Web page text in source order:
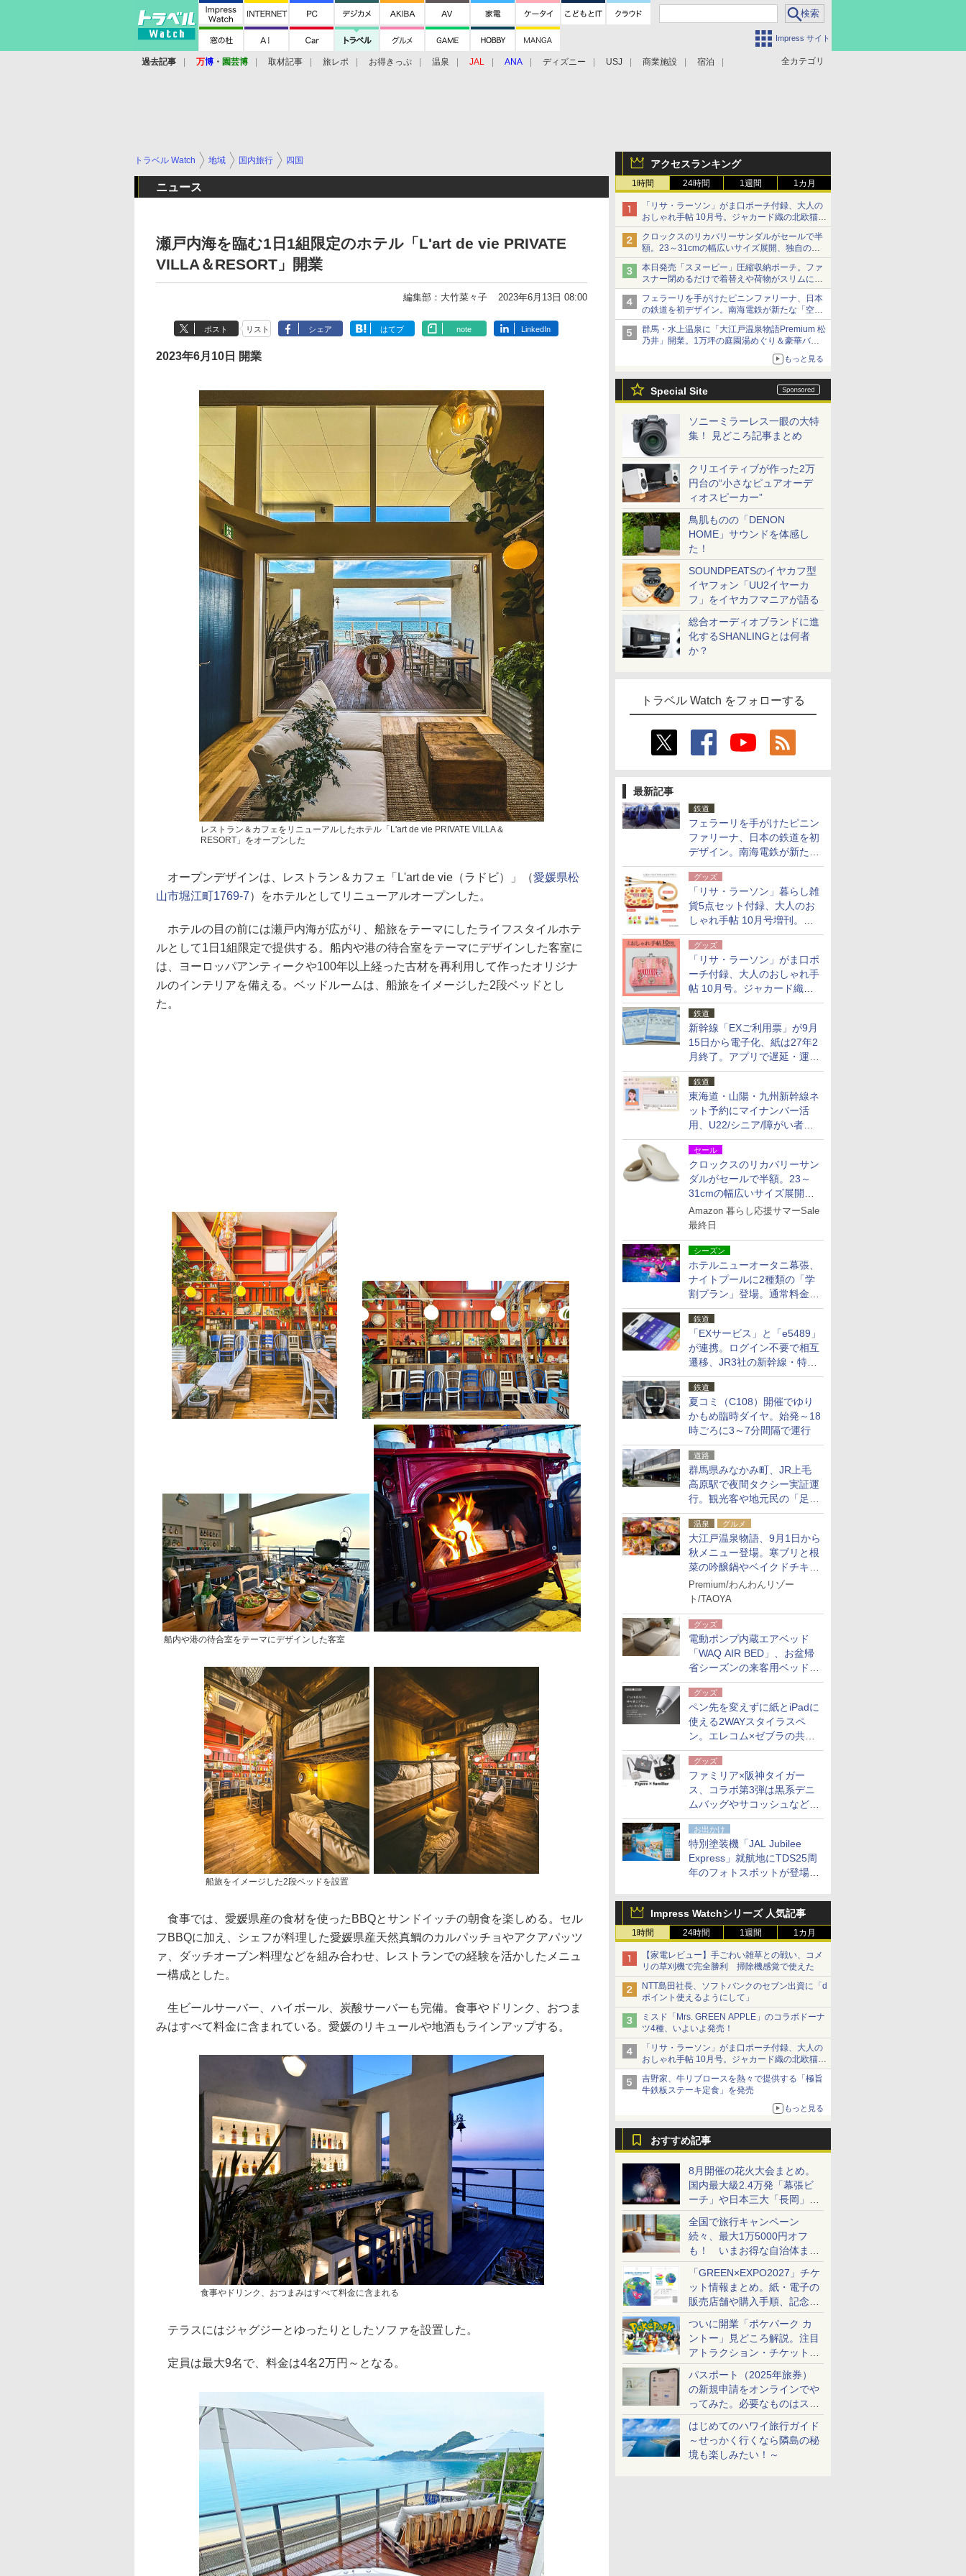
Impress サイト
全カテゴリ
過去記事 万博 ・ 園芸博 取材記事 旅レポ お得きっぷ 温泉 JAL ANA ディズニー USJ 商業施設 宿泊
アクセスランキング
1時間 24時間 1週間 1カ月
「リサ・ラーソン」がま口ポーチ付録、大人の
おしゃれ手帖 10月号。ジャカード織の北欧猫デ
ザイン
クロックスのリカバリーサンダルがセールで半
額。23～31cmの幅広いサイズ展開、独自のク
ッション素材を採用
本日発売「スヌーピー」圧縮収納ポーチ。ファ
スナー閉めるだけで着替えや荷物がスリムにま
とまる
フェラーリを手がけたピニンファリーナ、日本
の鉄道を初デザイン。南海電鉄が新たな「空港
特急」をなにわ筋線へ導入
群馬・水上温泉に「大江戸温泉物語Premium 松
乃井」開業。1万坪の庭園湯めぐり＆豪華バイ
もっと見る
Special Site
ソニーミラーレス一眼の大特
集！ 見どころ記事まとめ
クリエイティブが作った2万
円台の“小さなピュアオーデ
ィオスピーカー”
鳥肌ものの「DENON
HOME」サウンドを体感し
た！
SOUNDPEATSのイヤカフ型
イヤフォン「UU2イヤーカ
フ」をイヤカフマニアが語る
総合オーディオブランドに進
化するSHANLINGとは何者
か？
トラベル Watch をフォローする
最新記事
鉄道
フェラーリを手がけたピニン
ファリーナ、日本の鉄道を初
デザイン。南海電鉄が新たな
「空港特急」をなにわ筋線へ
導入
グッズ
「リサ・ラーソン」暮らし雑
貨5点セット付録、大人のお
しゃれ手帖 10月号増刊。
USBケーブルや缶ケースなど
グッズ
「リサ・ラーソン」がま口ポ
ーチ付録、大人のおしゃれ手
帖 10月号。ジャカード織の
北欧猫デザイン
鉄道
新幹線「EXご利用票」が9月
15日から電子化、紙は27年2
月終了。アプリで遅延・運休
も確認可能に
鉄道
東海道・山陽・九州新幹線ネ
ット予約にマイナンバー活
用、U22/シニア/障がい者割
を9月15日から発売
セール
クロックスのリカバリーサン
ダルがセールで半額。23～
31cmの幅広いサイズ展開、
独自のクッション素材を採用
Amazon 暮らし応援サマーSale
最終日
シーズン
ホテルニューオータニ幕張、
ナイトプールに2種類の「学
割プラン」登場。通常料金の
およそ半額でお得に夜活
鉄道
「EXサービス」と「e5489」
が連携。ログイン不要で相互
遷移、JR3社の新幹線・特急
予約をアプリで一括確認
鉄道
夏コミ（C108）開催でゆり
かもめ臨時ダイヤ。始発～18
時ごろに3～7分間隔で運行
道路
群馬県みなかみ町、JR上毛
高原駅で夜間タクシー実証運
行。観光客や地元民の「足が
ない」課題解消へ、木金土に
2台体制
温泉 グルメ
大江戸温泉物語、9月1日から
秋メニュー登場。寒ブリと根
菜の吟醸鍋やベイクドチキ
ン、ショコラ＆栗スイーツも
食べ放題に
Premium/わんわんリゾー
ト/TAOYA
グッズ
電動ポンプ内蔵エアベッド
「WAQ AIR BED」、お盆帰
省シーズンの来客用ベッドに
も。使用後は収納バッグでコ
ンパクトに保管
グッズ
ペン先を変えずに紙とiPadに
使える2WAYスタイラスペ
ン。エレコム×ゼブラの共同
開発
グッズ
ファミリア×阪神タイガー
ス、コラボ第3弾は黒系デニ
ムバッグやサコッシュなど6
点。8月21日オンラインスト
アで発売
お出かけ
特別塗装機「JAL Jubilee
Express」就航地にTDS25周
年のフォトスポットが登場。
Impress Watchシリーズ 人気記事
1時間 24時間 1週間 1カ月
【家電レビュー】手ごわい雑草との戦い、コメ
リの草刈機で完全勝利 掃除機感覚で使えた
NTT島田社長、ソフトバンクのセブン出資に「d
ポイント使えるようにして」
ミスド「Mrs. GREEN APPLE」のコラボドーナ
ツ4種、いよいよ発売！
「リサ・ラーソン」がま口ポーチ付録、大人の
おしゃれ手帖 10月号。ジャカード織の北欧猫デ
ザイン
吉野家、牛リブロースを熱々で提供する「極旨
牛鉄板ステーキ定食」を発売
もっと見る
おすすめ記事
8月開催の花火大会まとめ。
国内最大級2.4万発「幕張ビ
ーチ」や日本三大「長岡」な
ど大型イベント目白押し！
全国で旅行キャンペーン
続々、最大1万5000円オフ
も！ いまお得な自治体まと
め
「GREEN×EXPO2027」チケ
ット情報まとめ。紙・電子の
販売店舗や購入手順、記念チ
ケットも解説
ついに開業「ポケパーク カ
ントー」見どころ解説。注目
アトラクション・チケット手
配・来場前に必要な準備は？
パスポート（2025年旅券）
の新規申請をオンラインでや
ってみた。必要なものはスマ
ホとマイナカードのみ
はじめてのハワイ旅行ガイド
～せっかく行くなら隣島の秘
境も楽しみたい！～
トラベル Watch 地域 国内旅行 四国
ニュース
瀬戸内海を臨む1日1組限定のホテル「L'art de vie PRIVATE
VILLA＆RESORT」開業
編集部：大竹菜々子 2023年6月13日 08:00
ポスト リスト シェア はてブ note LinkedIn
2023年6月10日 開業
レストラン＆カフェをリニューアルしたホテル「L'art de vie PRIVATE VILLA＆
RESORT」をオープンした
オープンデザインは、レストラン＆カフェ「L'art de vie（ラドビ）」（愛媛県松
山市堀江町1769-7）をホテルとしてリニューアルオープンした。
ホテルの目の前には瀬戸内海が広がり、船旅をテーマにしたライフスタイルホテ
ルとして1日1組限定で提供する。船内や港の待合室をテーマにデザインした客室に
は、ヨーロッパアンティークや100年以上経った古材を再利用して作ったオリジナ
ルのインテリアを備える。ベッドルームは、船旅をイメージした2段ベッドとし
た。
船内や港の待合室をテーマにデザインした客室
船旅をイメージした2段ベッドを設置
食事では、愛媛県産の食材を使ったBBQとサンドイッチの朝食を楽しめる。セル
フBBQに加え、シェフが料理した愛媛県産天然真鯛のカルパッチョやアクアパッツ
ァ、ダッチオーブン料理などを組み合わせ、レストランでの経験を活かしたメニュ
ー構成とした。
生ビールサーバー、ハイボール、炭酸サーバーも完備。食事やドリンク、おつま
みはすべて料金に含まれている。愛媛のリキュールや地酒もラインアップする。
食事やドリンク、おつまみはすべて料金に含まれる
テラスにはジャグジーとゆったりとしたソファを設置した。
定員は最大9名で、料金は4名2万円～となる。